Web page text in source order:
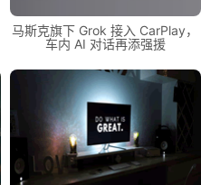
马斯克旗下 Grok 接入 CarPlay，
车内 AI 对话再添强援